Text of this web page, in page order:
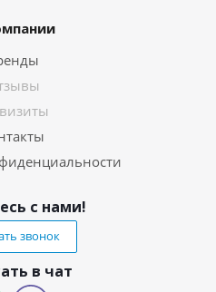
с нами!
звонок
в чат